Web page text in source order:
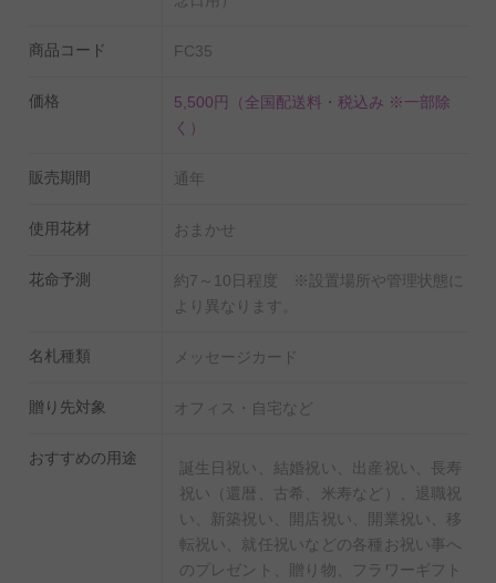
る新しい形のフラワーギフト商品です。
【癒やしを感じるグリーンとバラの花束】
皇室献上実績あり、農林水産大臣賞をはじめ数々の受賞
います。
菊柄のコーヒーカップです。
商品コード FC35
価格 5,500円
（全国配送料・税込み ※一部除
く）
販売期間 通年
使用花材 おまかせ
花命予測
約7～10日程度 ※設置場所や管理状態に
より異なります。
名札種類 メッセージカード
贈り先対象 オフィス・自宅など
おすすめの用途
誕生日祝い、結婚祝い、出産祝い、長寿
祝い（還暦、古希、米寿など）、退職祝
い、新築祝い、開店祝い、開業祝い、移
転祝い、就任祝いなどの各種お祝い事へ
のプレゼント、贈り物、フラワーギフト